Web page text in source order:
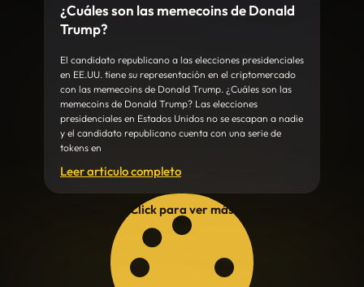
¿Cuáles son las memecoins de Donald
Trump?
El candidato republicano a las elecciones presidenciales
en EE.UU. tiene su representación en el criptomercado
con las memecoins de Donald Trump. ¿Cuáles son las
memecoins de Donald Trump? Las elecciones
presidenciales en Estados Unidos no se escapan a nadie
y el candidato republicano cuenta con una serie de
tokens en
Leer articulo completo
Click para ver más